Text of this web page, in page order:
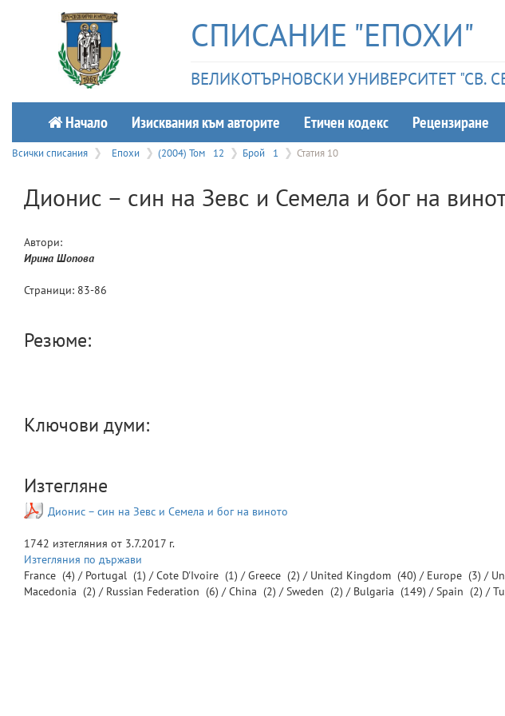
СПИСАНИЕ "ЕПОХИ"
ВЕЛИКОТЪРНОВСКИ УНИВЕРСИТЕТ "СВ.
Начало Изисквания към авторите Етичeн кодекс Рецензиране
Всички списания Епохи (2004) Том 12 Брой 1 Статия 10
Дионис – син на Зевс и Семела и бог на
Автори:
Ирина Шопова
Страници: 83-86
Резюме:
Ключови думи:
Изтегляне
Дионис – син на Зевс и Семела и бог на виното
1742 изтегляния от 3.7.2017 г.
Изтегляния по държави
France (4) / Portugal (1) /Cote D'Ivoire (1) /Greece (2) / United Kingdom (40) / Europe (3) /
Macedonia (2) / Russian Federation (6) /China (2) /Sweden (2) / Bulgaria (149) /Spain (2) /